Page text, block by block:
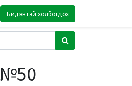
Бидэнтэй холбогдох